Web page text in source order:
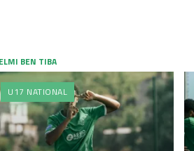
BEN TIBA
U17 NATIONAL